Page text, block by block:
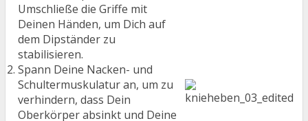
Umschließe die Griffe mit
Deinen Händen, um Dich auf
dem Dipständer zu
stabilisieren.
Spann Deine Nacken- und
Schultermuskulatur an, um zu
verhindern, dass Dein
Oberkörper absinkt und Deine